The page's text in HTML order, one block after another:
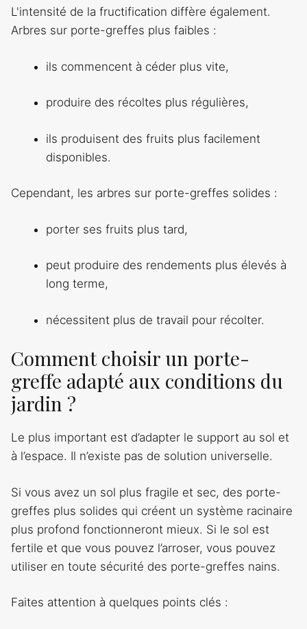
L'intensité de la fructification diffère également.
Arbres sur porte-greffes plus faibles :
ils commencent à céder plus vite,
produire des récoltes plus régulières,
ils produisent des fruits plus facilement
disponibles.
Cependant, les arbres sur porte-greffes solides :
porter ses fruits plus tard,
peut produire des rendements plus élevés à
long terme,
nécessitent plus de travail pour récolter.
Comment choisir un porte-
greffe adapté aux conditions du
jardin ?
Le plus important est d’adapter le support au sol et
à l’espace. Il n’existe pas de solution universelle.
Si vous avez un sol plus fragile et sec, des porte-
greffes plus solides qui créent un système racinaire
plus profond fonctionneront mieux. Si le sol est
fertile et que vous pouvez l’arroser, vous pouvez
utiliser en toute sécurité des porte-greffes nains.
Faites attention à quelques points clés :